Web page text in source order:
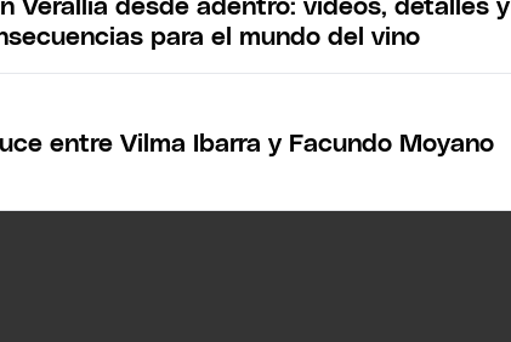
Verallia desde adentro: videos, detalles y
para el mundo del vino
entre Vilma Ibarra y Facundo Moyano